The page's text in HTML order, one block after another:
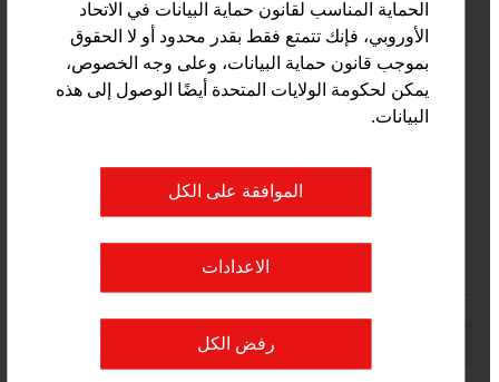
الكهرباء / الإلكترونيات / وهندسة الميكاترونكس
كفاءة استخدام الطاقة/المباني الخضراء
الهندسة
العقارات/إدارة العقارات
التكنولوجيات الحضارية
الحماية المناسب لقانون حماية البيانات في الاتحاد
الأوروبي، فإنك تتمتع فقط بقدر محدود أو لا الحقوق
بموجب قانون حماية البيانات، وعلى وجه الخصوص،
يمكن لحكومة الولايات المتحدة أيضًا الوصول إلى هذه
البيانات.
الموافقة على الكل
الاعدادات
رفض الكل